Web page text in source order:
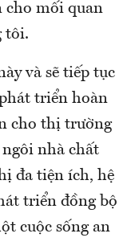
cho mối quan
tôi.
và sẽ tiếp tục
triển hoàn
cho thị trường
nhà chất
đa tiện ích, hệ
triển đồng bộ
cuộc sống an